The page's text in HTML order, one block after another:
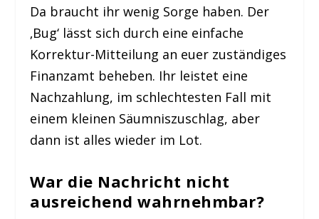
Da braucht ihr wenig Sorge haben. Der
‚Bug‘ lässt sich durch eine einfache
Korrektur-Mitteilung an euer zuständiges
Finanzamt beheben. Ihr leistet eine
Nachzahlung, im schlechtesten Fall mit
einem kleinen Säumniszuschlag, aber
dann ist alles wieder im Lot.
War die Nachricht nicht
ausreichend wahrnehmbar?